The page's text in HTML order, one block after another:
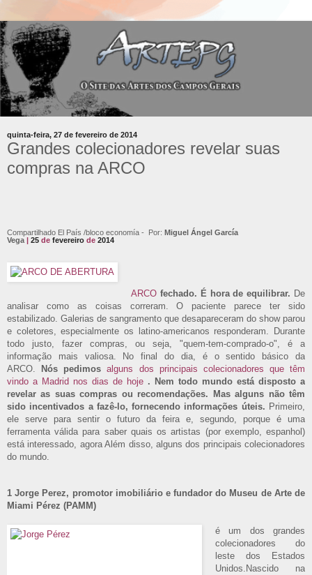
quinta-feira, 27 de fevereiro de 2014
Grandes colecionadores revelar suas
compras na ARCO
Compartilhado El País /bloco economía - Por: Miguel Ángel García
Vega
25 de fevereiro de 2014
ARCO fechado. É hora de equilibrar. De
analisar como as coisas correram. O paciente parece ter sido
estabilizado. Galerias de sangramento que desapareceram do show parou
e coletores, especialmente os latino-americanos responderam. Durante
todo justo, fazer compras, ou seja, "quem-tem-comprado-o", é a
informação mais valiosa. No final do dia, é o sentido básico da
ARCO.
Nós pedimosalguns dos principais colecionadores que têm
vindo a Madrid nos dias de hoje . Nem todo mundo está disposto a
revelar as suas compras ou recomendações.
Mas alguns não têm
sido incentivados a fazê-lo, fornecendo informações úteis. Primeiro,
ele serve para sentir o futuro da feira e, segundo, porque é uma
ferramenta válida para saber quais os artistas (por exemplo, espanhol)
está interessado, agora Além disso, alguns dos principais colecionadores
do mundo.
1 Jorge Perez, promotor imobiliário e fundador do Museu de Arte de
Miami Pérez (PAMM)
é um dos grandes
colecionadores do
leste dos Estados
Unidos.Nascido na